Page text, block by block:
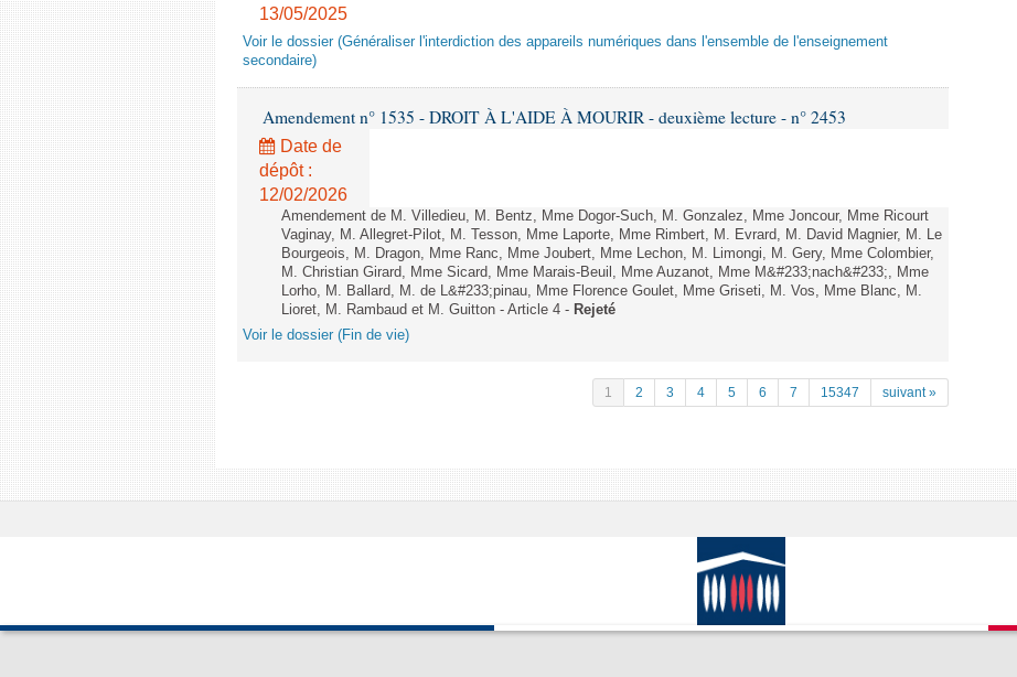
13/05/2025
Voir le dossier (Généraliser l'interdiction des appareils numériques dans l'ensemble de l'enseignement
secondaire)
Amendement n° 1535 - DROIT À L'AIDE À MOURIR - deuxième lecture - n° 2453
Date de
dépôt :
12/02/2026
Amendement de M. Villedieu, M. Bentz, Mme Dogor-Such, M. Gonzalez, Mme Joncour, Mme Ricourt
Vaginay, M. Allegret-Pilot, M. Tesson, Mme Laporte, Mme Rimbert, M. Evrard, M. David Magnier, M. Le
Bourgeois, M. Dragon, Mme Ranc, Mme Joubert, Mme Lechon, M. Limongi, M. Gery, Mme Colombier,
M. Christian Girard, Mme Sicard, Mme Marais-Beuil, Mme Auzanot, Mme M&#233;nach&#233;, Mme
Lorho, M. Ballard, M. de L&#233;pinau, Mme Florence Goulet, Mme Griseti, M. Vos, Mme Blanc, M.
Lioret, M. Rambaud et M. Guitton - Article 4 - Rejeté
Voir le dossier (Fin de vie)
1 2 3 4 5 6 7 15347 suivant »